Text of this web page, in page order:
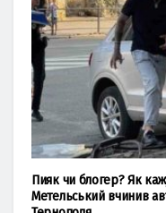
Пияк чи блогер? Як
Метельський вчинив